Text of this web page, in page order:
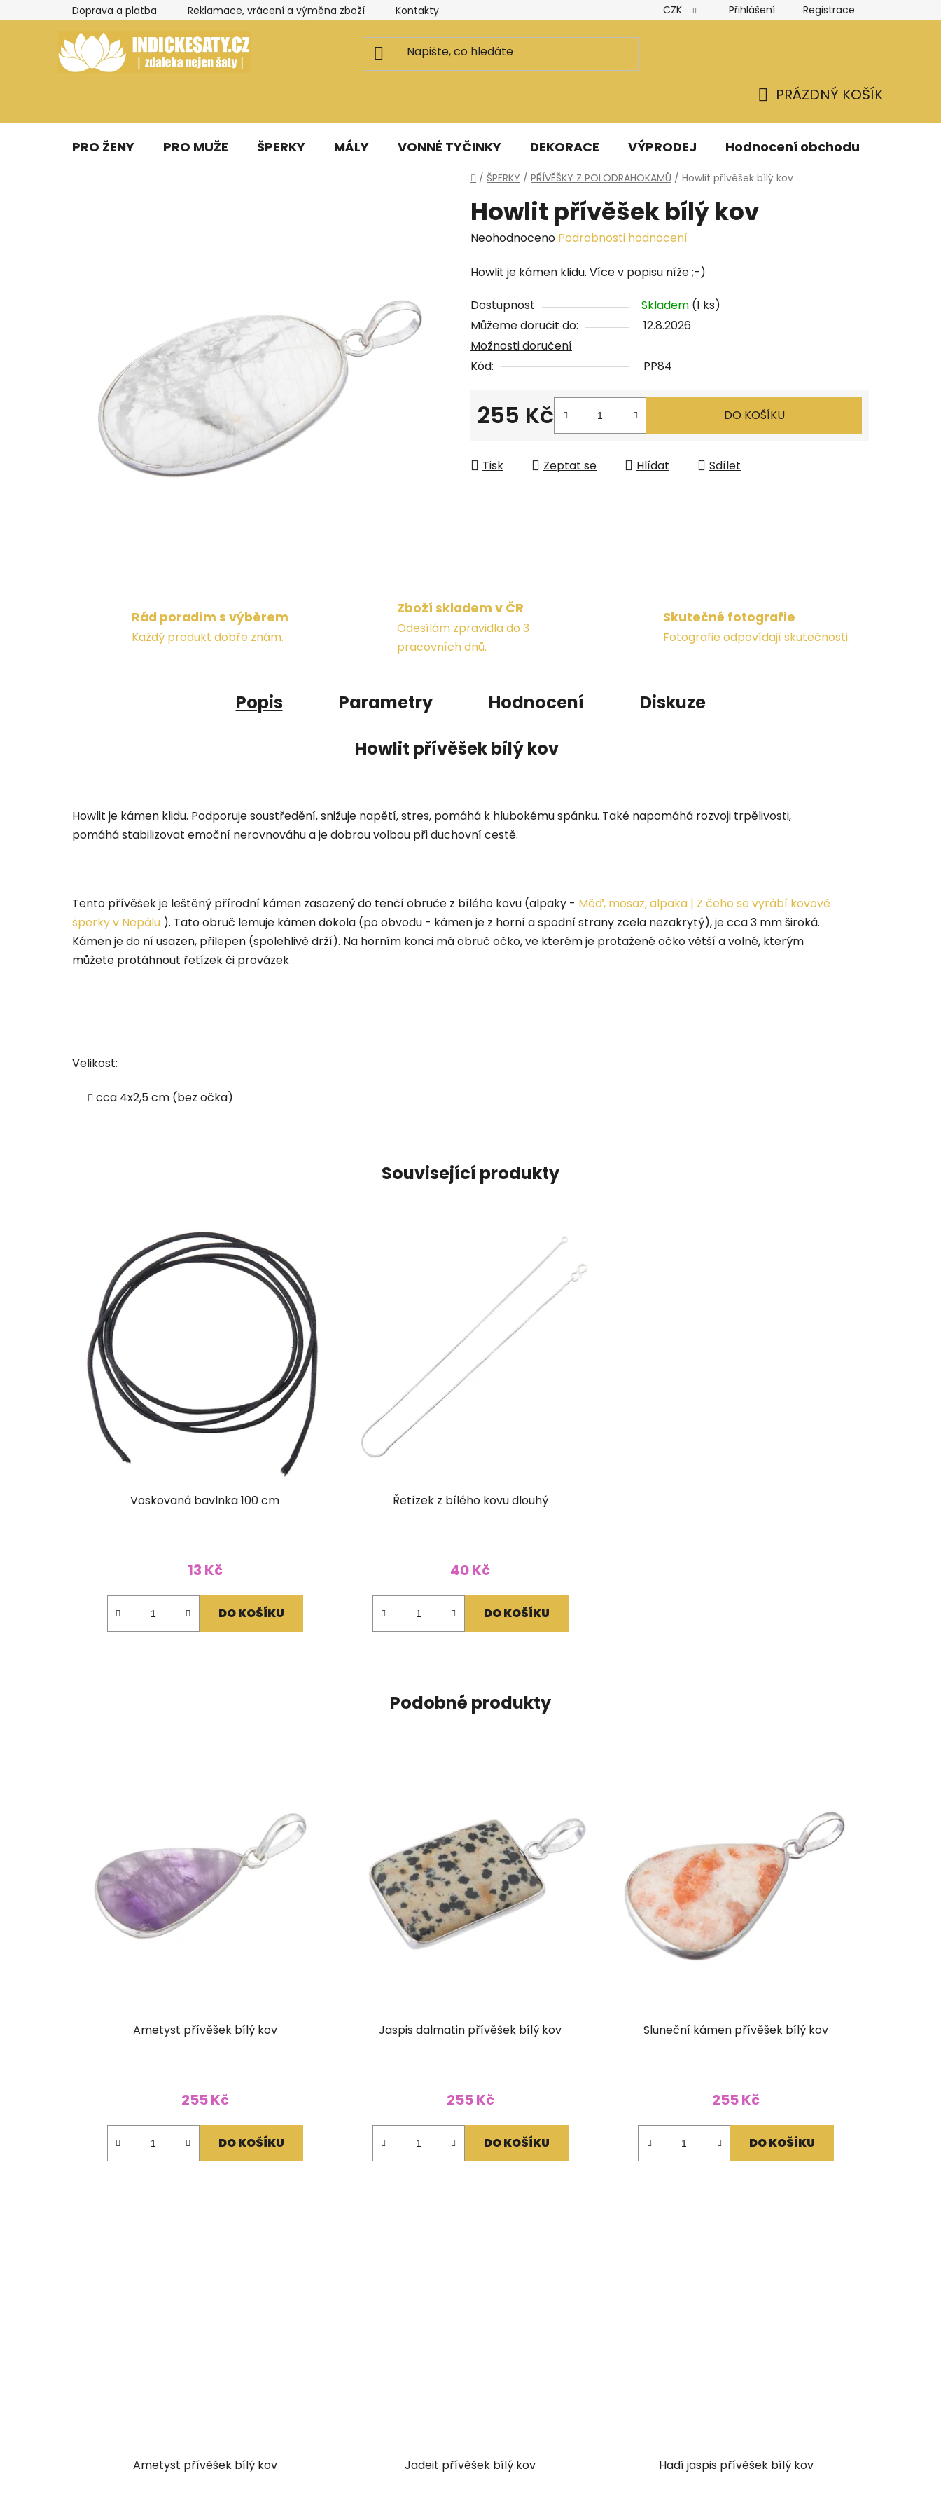
na
Doprava a platba Reklamace, vrácení a výměna zboží Kontakty Kancelář a ateliér Hodnocení obchodu Obchodní podmínky
CZK Přihlášení Registrace
KOŠÍK
PRÁZDNÝ KOŠÍK
PRO ŽENY PRO MUŽE ŠPERKY MÁLY VONNÉ TYČINKY DEKORACE VÝPRODEJ Hodnocení obchodu
Domů
/ ŠPERKY / PŘÍVĚŠKY Z POLODRAHOKAMŮ / Howlit přívěšek bílý kov
Howlit přívěšek bílý kov
Průměrné
produktu
0,0
z
5
hvězdiček.
Neohodnoceno Podrobnosti hodnocení
Howlit je kámen klidu. Více v popisu níže ;-)
Dostupnost Skladem (1 ks)
Můžeme doručit do:
12.8.2026
Možnosti doručení
Kód:
PP84
255 Kč DO KOŠÍKU
Tisk Zeptat se Hlídat Sdílet
Rád poradím s výběrem
Každý produkt dobře znám.
Zboží skladem v ČR
Odesílám zpravidla do 3
pracovních dnů.
Skutečné fotografie
Fotografie odpovídají skutečnosti.
Popis Parametry Hodnocení
Diskuze
Howlit přívěšek bílý kov
Howlit je kámen klidu. Podporuje soustředění, snižuje napětí, stres, pomáhá k hlubokému spánku. Také napomáhá rozvoji trpělivosti,
pomáhá stabilizovat emoční nerovnováhu a je dobrou volbou při duchovní cestě.
Tento přívěšek je leštěný přírodní kámen zasazený do tenčí obruče z bílého kovu (alpaky - Měď, mosaz, alpaka | Z čeho se vyrábí kovové
šperky v Nepálu ). Tato obruč lemuje kámen dokola (po obvodu - kámen je z horní a spodní strany zcela nezakrytý), je cca 3 mm široká.
Kámen je do ní usazen, přilepen (spolehlivě drží). Na horním konci má obruč očko, ve kterém je protažené očko větší a volné, kterým
můžete protáhnout řetízek či provázek
Velikost:
cca 4x2,5 cm (bez očka)
Související produkty
Voskovaná bavlnka 100 cm
13 Kč
DO KOŠÍKU
Řetízek z bílého kovu dlouhý
40 Kč
DO KOŠÍKU
Podobné produkty
Ametyst přívěšek bílý kov
255 Kč
DO KOŠÍKU
Jaspis dalmatin přívěšek bílý kov
255 Kč
DO KOŠÍKU
Sluneční kámen přívěšek bílý kov
255 Kč
DO KOŠÍKU
Ametyst přívěšek bílý kov Jadeit přívěšek bílý kov Hadí jaspis přívěšek bílý kov